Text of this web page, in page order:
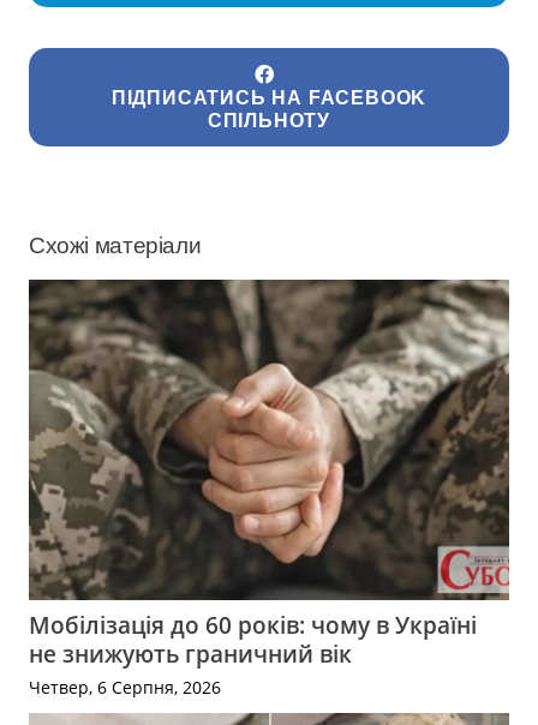
ПІДПИСАТИСЬ НА FACEBOOK
СПІЛЬНОТУ
Схожі матеріали
Мобілізація до 60 років: чому в Україні
не знижують граничний вік
Четвер, 6 Серпня, 2026